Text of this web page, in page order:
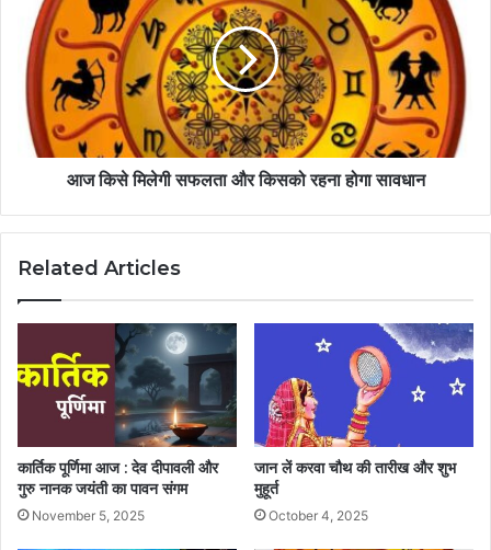
आज किसे मिलेगी सफलता और किसको रहना होगा सावधान
Related Articles
कार्तिक पूर्णिमा आज : देव दीपावली और
गुरु नानक जयंती का पावन संगम
November 5, 2025
जान लें करवा चौथ की तारीख और शुभ
मुहूर्त
October 4, 2025